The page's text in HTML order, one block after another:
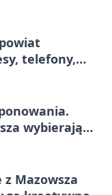
telefony,
wybierają
z Mazowsza